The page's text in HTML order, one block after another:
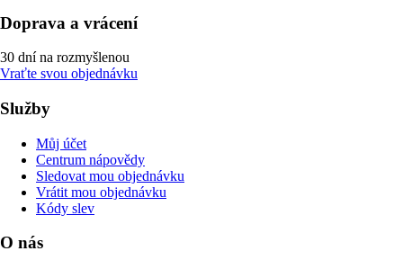
Doprava a vrácení
30 dní na rozmyšlenou
Vraťte svou objednávku
Služby
Můj účet
Centrum nápovědy
Sledovat mou objednávku
Vrátit mou objednávku
Kódy slev
O nás